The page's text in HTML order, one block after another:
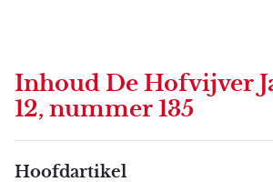
Inhoud De Hofvijver
12, nummer 135
Hoofdartikel